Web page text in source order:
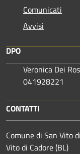
Comunicati
Avvisi
DPO
Veronica Dei
041928221
CONTATTI
Comune di San Vito
Vito di Cadore (BL)